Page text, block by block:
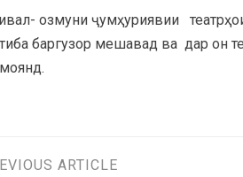
озмуни ҷумҳуриявии
баргузор мешавад ва дар он
ARTICLE